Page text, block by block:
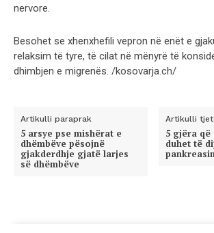
nervore.
Besohet se xhenxhefili vepron në enët e
relaksim të tyre, të cilat në mënyrë të
dhimbjen e migrenës. /kosovarja.ch/
Artikulli paraprak
5 arsye pse mishërat e
dhëmbëve pësojnë
gjakderdhje gjatë larjes
së dhëmbëve
Artikulli
5 gjëra
duhet të